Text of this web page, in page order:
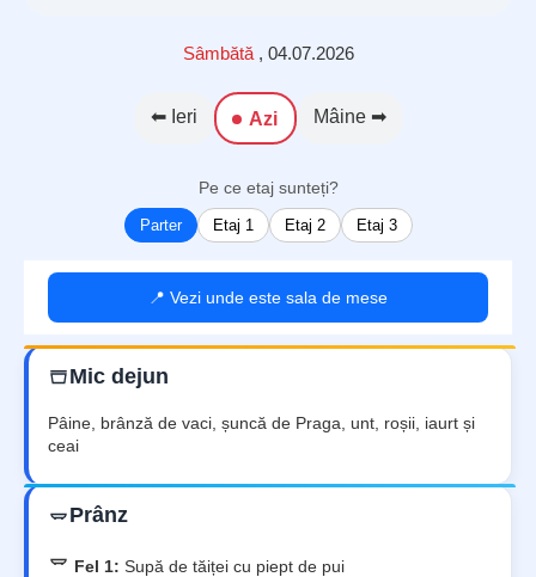
Sâmbătă , 04.07.2026
⬅ Ieri Azi Mâine ➡
Pe ce etaj sunteți?
Parter Etaj 1 Etaj 2 Etaj 3
📍 Vezi unde este sala de mese
Mic dejun
Pâine, brânză de vaci, șuncă de Praga, unt, roșii, iaurt și
ceai
Prânz
Fel 1: Supă de tăiței cu piept de pui